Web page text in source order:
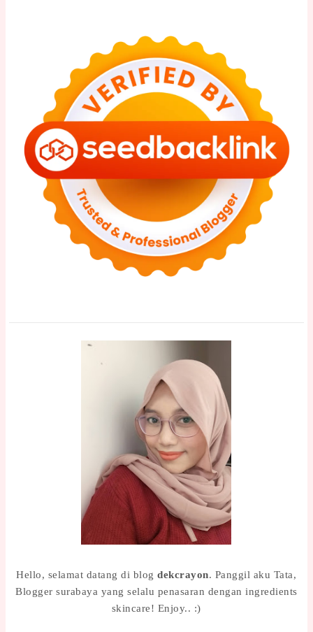
Hello, selamat datang di blogdekcrayon. Panggil aku Tata,
Blogger surabaya yang selalu penasaran dengan ingredients
skincare! Enjoy.. :)